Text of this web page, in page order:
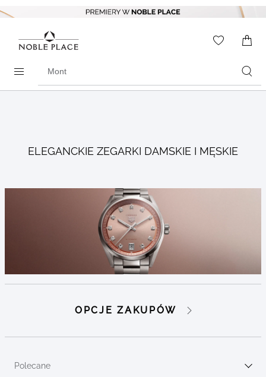
products
ELEGANCKIE ZEGARKI DAMSKIE I MĘSKIE
Sortuj wg
Polecane
filters
OPCJE ZAKUPÓW